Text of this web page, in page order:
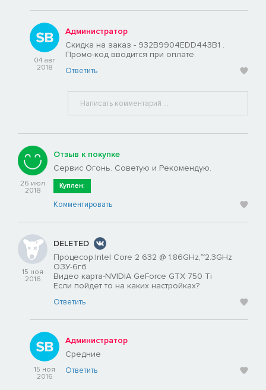
04 авг
2018
Администратор
Скидка на заказ - 932B9904EDD443B1 .
Промо-код вводится при оплате.
Ответить
26 июл
2018
Отзыв к покупке
Сервис Огонь. Советую и Рекомендую.
Куплен:
Комментировать
15 ноя
2016
DELETED
Процесор:Intel Core 2 632 @ 1.86GHz,~2.3GHz
ОЗУ-6гб
Видео карта-NVIDIA GeForce GTX 750 Ti
Если пойдет то на каких настройках?
Ответить
15 ноя
2016
Администратор
Средние
Ответить